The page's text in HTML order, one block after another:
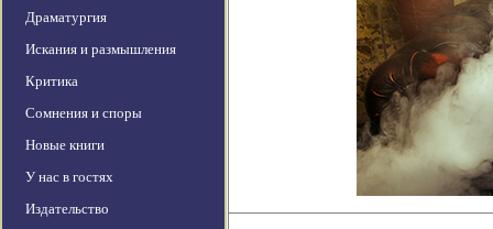
Драматургия
Искания и размышления
Критика
Сомнения и споры
Новые книги
У нас в гостях
Издательство